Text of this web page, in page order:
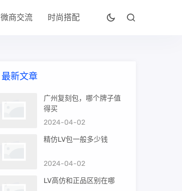
微商交流 时尚搭配
最新文章
广州复刻包，哪个牌子值
得买
2024-04-02
精仿LV包一般多少钱
2024-04-02
LV高仿和正品区别在哪